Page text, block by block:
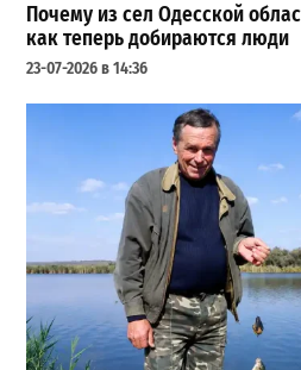
Почему из сел Одесской
как теперь добираются люди
23-07-2026 в 14:36